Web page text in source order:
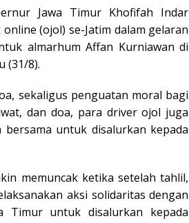
Jawa Timur Khofifah Indar
(ojol) se-Jatim dalam gelaran
almarhum Affan Kurniawan di
(31/8).
sekaligus penguatan moral bagi
dan doa, para driver ojol juga
untuk disalurkan kepada
memuncak ketika setelah tahlil,
aksi solidaritas dengan
Timur untuk disalurkan kepada